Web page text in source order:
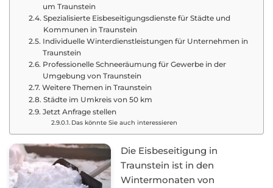
um Traunstein
Spezialisierte Eisbeseitigungsdienste für Städte und
Kommunen in Traunstein
Individuelle Winterdienstleistungen für Unternehmen in
Traunstein
Professionelle Schneeräumung für Gewerbe in der
Umgebung von Traunstein
Weitere Themen in Traunstein
Städte im Umkreis von 50 km
Jetzt Anfrage stellen
Das könnte Sie auch interessieren
Die Eisbeseitigung in
Traunstein ist in den
Wintermonaten von